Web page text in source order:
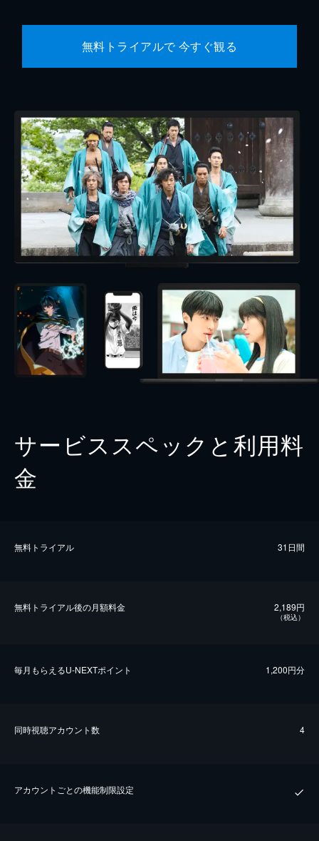
無料トライアルで 今すぐ観る
サービススペックと利用料
金
無料トライアル 31日間
無料トライアル後の⽉額料金 2,189円
（税込）
毎⽉もらえるU-NEXTポイント 1,200円分
同時視聴アカウント数 4
アカウントごとの機能制限設定